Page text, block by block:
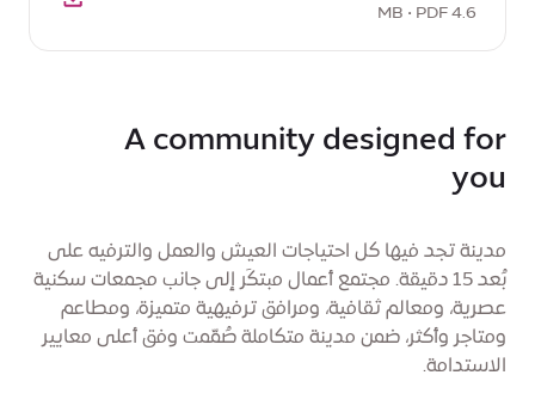
كتيّب
مدينة
4.6
4.6 MB • PDF
A community designed for
you
مدينة تجد فيها كل احتياجات العيش والعمل والترفيه على
بُعد 15 دقيقة. مجتمع أعمال مبتكَر إلى جانب مجمعات سكنية
عصرية، ومعالم ثقافية، ومرافق ترفيهية متميزة، ومطاعم
ومتاجر وأكثر، ضمن مدينة متكاملة صُمّمت وفق أعلى معايير
الاستدامة.